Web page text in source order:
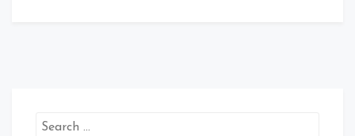
Search